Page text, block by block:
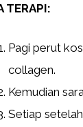
TERAPI:
Pagi perut
collagen.
Kemudian
Setiap